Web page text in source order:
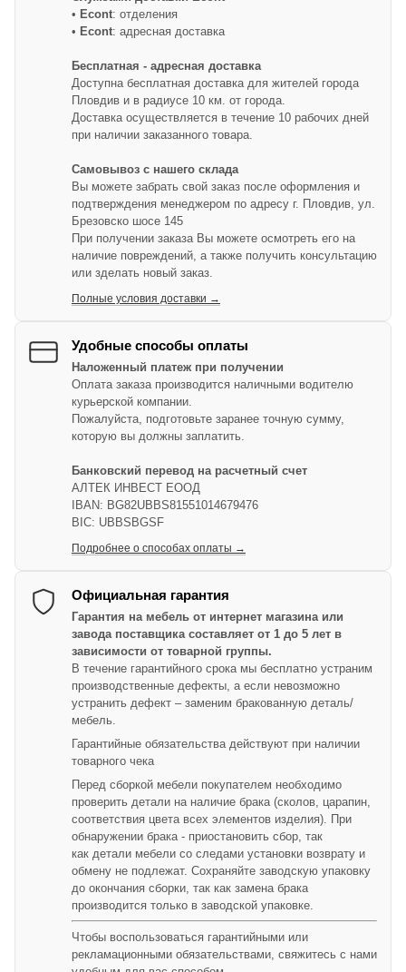
• Econt: отделения
• Econt: адресная доставка
Бесплатная - адресная доставка
Доступна бесплатная доставка для жителей города
Пловдив и в радиусе 10 км. от города.
Доставка осуществляется в течение 10 рабочих дней
при наличии заказанного товара.
Самовывоз с нашего склада
Вы можете забрать свой заказ после оформления и
подтверждения менеджером по адресу г. Пловдив, ул.
Брезовско шосе 145
При получении заказа Вы можете осмотреть его на
наличие повреждений, а также получить консультацию
или зделать новый заказ.
Полные условия доставки →
Удобные способы оплаты
Наложенный платеж при получении
Оплата заказа производится наличными водителю
курьерской компании.
Пожалуйста, подготовьте заранее точную сумму,
которую вы должны заплатить.
Банковский перевод на расчетный счет
АЛТЕК ИНВЕСТ ЕООД
IBAN: BG82UBBS81551014679476
BIC: UBBSBGSF
Подробнее о способах оплаты →
Официальная гарантия
Гарантия на мебель от интернет магазина или
завода поставщика составляет от 1 до 5 лет в
зависимости от товарной группы.
В течение гарантийного срока мы бесплатно устраним
производственные дефекты, а если невозможно
устранить дефект – заменим бракованную деталь/
мебель.
Гарантийные обязательства действуют при наличии
товарного чека
Перед сборкой мебели покупателем необходимо
проверить детали на наличие брака (сколов, царапин,
соответствия цвета всех элементов изделия). При
обнаружении брака - приостановить сбор, так
как детали мебели со следами установки возврату и
обмену не подлежат. Сохраняйте заводскую упаковку
до окончания сборки, так как замена брака
производится только в заводской упаковке.
Чтобы воспользоваться гарантийными или
рекламационными обязательствами, свяжитесь с нами